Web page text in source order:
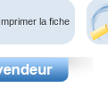
Imprimer la fiche